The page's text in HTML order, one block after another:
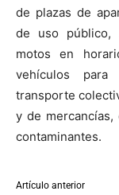
de plazas de
de uso público,
motos en
vehículos para
transporte
y de
contaminantes.
Artículo anterior